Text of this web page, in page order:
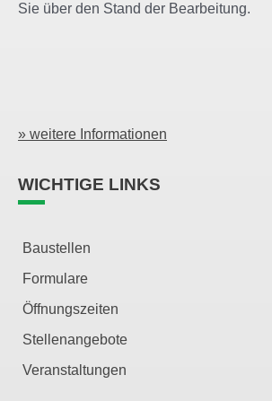
Sie über den Stand der Bearbeitung.
» weitere Informationen
WICHTIGE LINKS
Baustellen
Formulare
Öffnungszeiten
Stellenangebote
Veranstaltungen